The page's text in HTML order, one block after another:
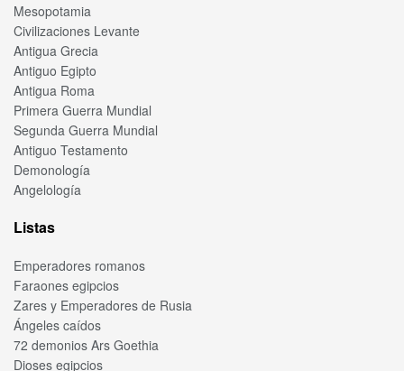
Mesopotamia
Civilizaciones Levante
Antigua Grecia
Antiguo Egipto
Antigua Roma
Primera Guerra Mundial
Segunda Guerra Mundial
Antiguo Testamento
Demonología
Angelología
Listas
Emperadores romanos
Faraones egipcios
Zares y Emperadores de Rusia
Ángeles caídos
72 demonios Ars Goethia
Dioses egipcios